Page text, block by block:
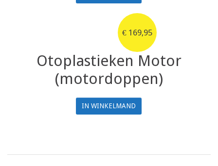
€ 169,95
Otoplastieken Motor
(motordoppen)
IN WINKELMAND